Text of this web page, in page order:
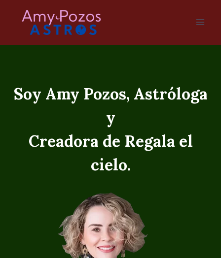
contenido
Soy Amy Pozos, Astróloga
y
Creadora de Regala el
cielo.